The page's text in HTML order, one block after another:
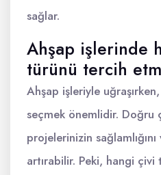
sağlar.
Ahşap işlerinde
türünü tercih
Ahşap işleriyle
seçmek önemlidir. Doğru
projelerinizin sağlamlığını
artırabilir. Peki, hangi